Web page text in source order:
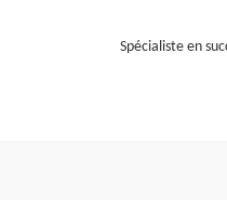
Spécialiste en